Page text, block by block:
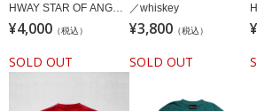
HWAY STAR OF ANGEL
Tシャツホワイト(ステッ
¥4,000 （税込）
SOLD OUT
／whiskey
¥3,800 （税込）
SOLD OUT